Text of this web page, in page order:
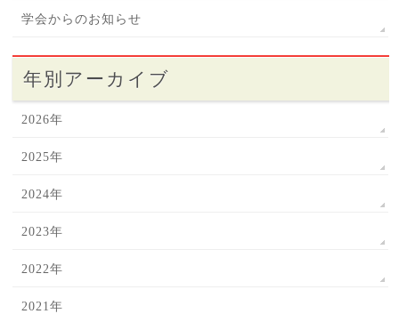
学会からのお知らせ
年別アーカイブ
2026年
2025年
2024年
2023年
2022年
2021年